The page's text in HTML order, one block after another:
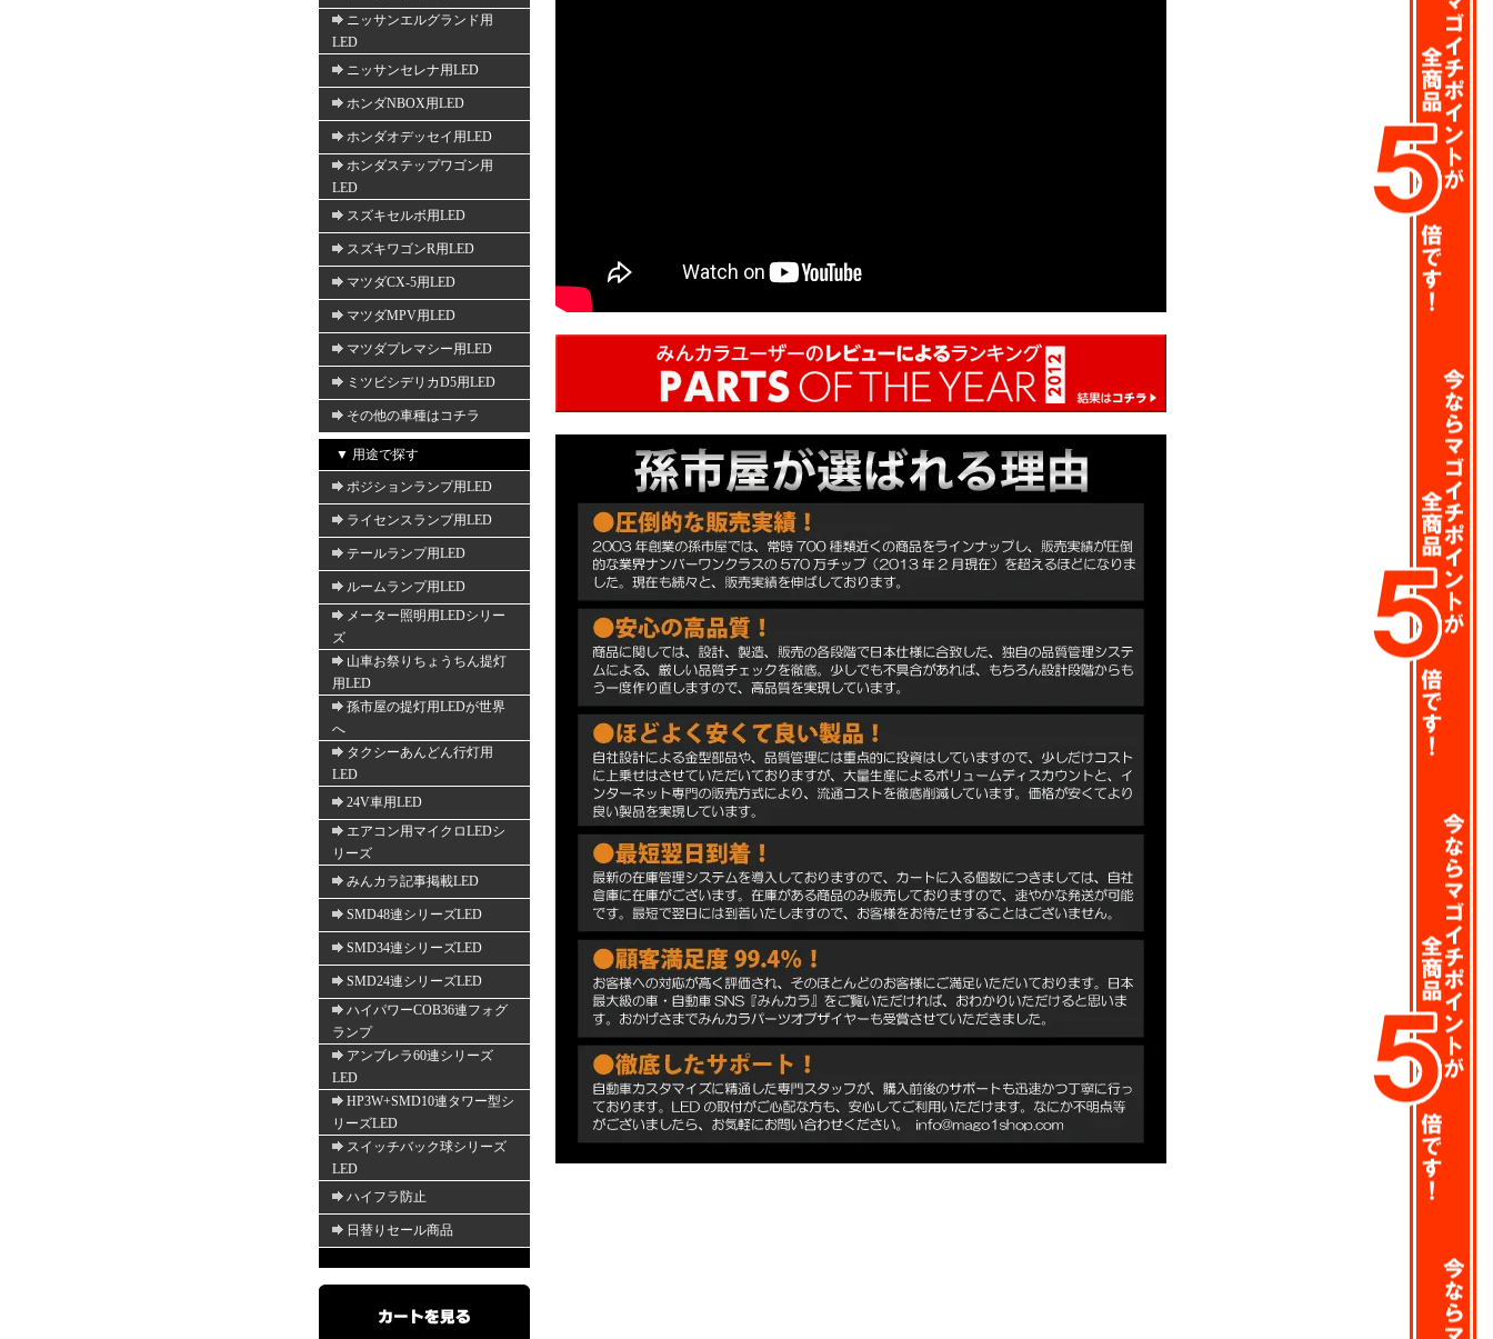
ニッサンエルグランド用
LED
ニッサンセレナ用LED
ホンダNBOX用LED
ホンダオデッセイ用LED
ホンダステップワゴン用
LED
スズキセルボ用LED
スズキワゴンR用LED
マツダCX-5用LED
マツダMPV用LED
マツダプレマシー用LED
ミツビシデリカD5用LED
その他の車種はコチラ
▼ 用途で探す
ポジションランプ用LED
ライセンスランプ用LED
テールランプ用LED
ルームランプ用LED
メーター照明用LEDシリー
ズ
山車お祭りちょうちん提灯
用LED
孫市屋の提灯用LEDが世界
へ
タクシーあんどん行灯用
LED
24V車用LED
エアコン用マイクロLEDシ
リーズ
みんカラ記事掲載LED
SMD48連シリーズLED
SMD34連シリーズLED
SMD24連シリーズLED
ハイパワーCOB36連フォグ
ランプ
アンブレラ60連シリーズ
LED
HP3W+SMD10連タワー型シ
リーズLED
スイッチバック球シリーズ
LED
ハイフラ防止
日替りセール商品